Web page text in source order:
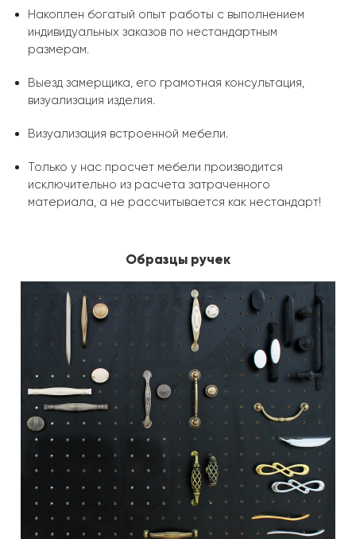
Накоплен богатый опыт работы с выполнением
индивидуальных заказов по нестандартным
размерам.
Выезд замерщика, его грамотная консультация,
визуализация изделия.
Визуализация встроенной мебели.
Только у нас просчет мебели производится
исключительно из расчета затраченного
материала, а не рассчитывается как нестандарт!
Образцы ручек